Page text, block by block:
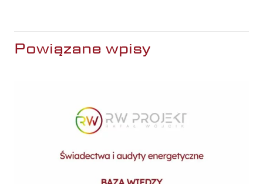
Powiązane wpisy